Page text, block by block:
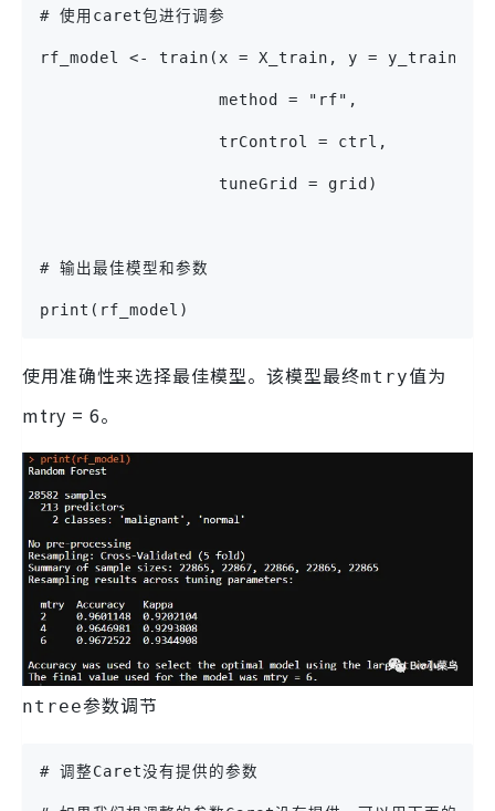
# 使用caret包进行调参
rf_model <- train(x = X_train, y = y_train,
                  method = "rf",
                  trControl = ctrl,
                  tuneGrid = grid)
# 输出最佳模型和参数
print(rf_model)
使用准确性来选择最佳模型。该模型最终mtry值为
mtry = 6。
ntree参数调节
# 调整Caret没有提供的参数